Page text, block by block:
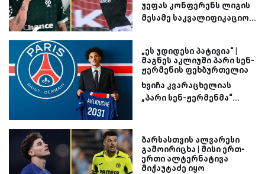
უეფას კონფერენს ლიგის
მესამე საკვალიფიკაციო...
„ეს უდიდესი პატივია“ |
მაგნეს აკლიუში პარი სენ-
ჟერმენის ფეხბურთელია
ხვიჩა კვარაცხელიას
„პარი სენ-ჟერმენმა“...
ბარსასთვის ალვარესი
გამოირიცხა | მისი ერთ-
ერთი ალტერნატივა
მიქაუტაძე იყო